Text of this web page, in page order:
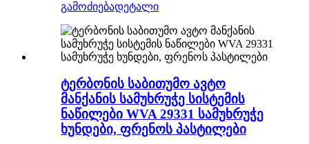
გამოძიებადეტალი
ტერბონის საბითუმო ავტო
მანქანის სამუხრუჭე სისტემის
ნაწილები WVA 29331 სამუხრუჭე
ხუნდები, ფრენოს პასტილები